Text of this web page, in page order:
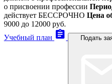
о присвоении профессии
действует БЕССРОЧНО Цена
9000 до 12000 руб.
Учебный план assignment